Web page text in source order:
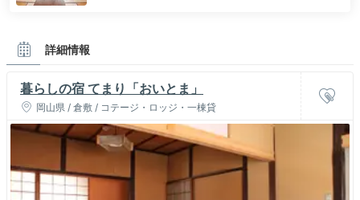
詳細情報
暮らしの宿 てまり「おいとま」
岡山県 / 倉敷 / コテージ・ロッジ・一棟貸